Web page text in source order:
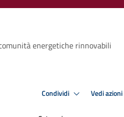
energetiche rinnovabili
Condividi Vedi azioni